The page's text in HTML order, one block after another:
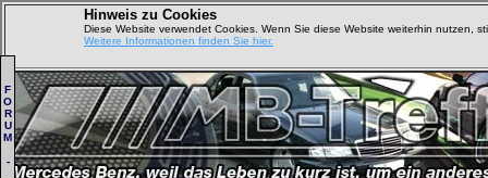
Hinweis zu Cookies
Diese Website verwendet Cookies. Wenn Sie diese Website weiterhin nutzen,
Weitere Informationen finden Sie hier.
F
O
R
U
M
-